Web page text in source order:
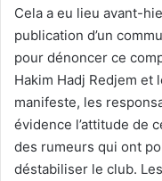
Cela a eu lieu avant-
publication d’un
pour dénoncer ce
Hakim Hadj Redjem et
manifeste, les
évidence l’attitude de
des rumeurs qui ont
déstabiliser le club.